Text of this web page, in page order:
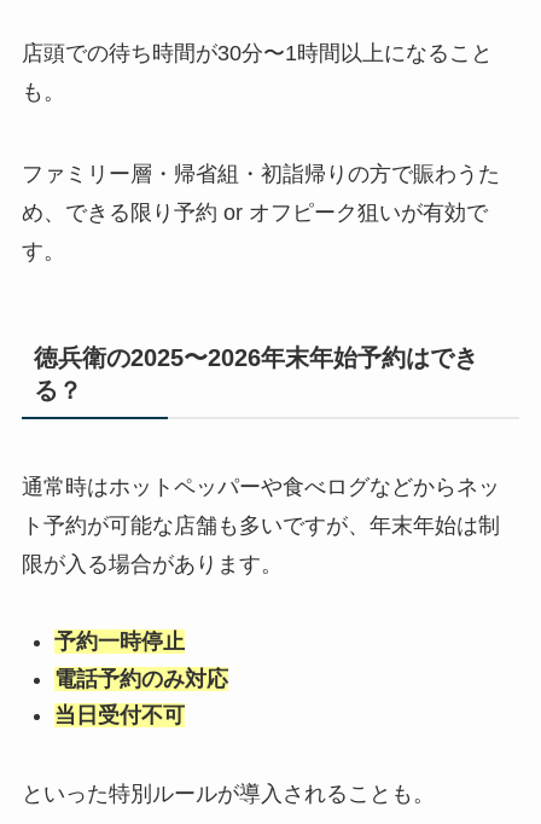
店頭での待ち時間が30分〜1時間以上になること
も。
ファミリー層・帰省組・初詣帰りの方で賑わうた
め、できる限り予約 or オフピーク狙いが有効で
す。
徳兵衛の2025〜2026年末年始予約はでき
る？
通常時はホットペッパーや食べログなどからネッ
ト予約が可能な店舗も多いですが、年末年始は制
限が入る場合があります。
予約一時停止
電話予約のみ対応
当日受付不可
といった特別ルールが導入されることも。